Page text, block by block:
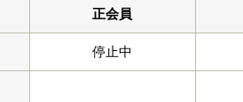
正会員
停止中